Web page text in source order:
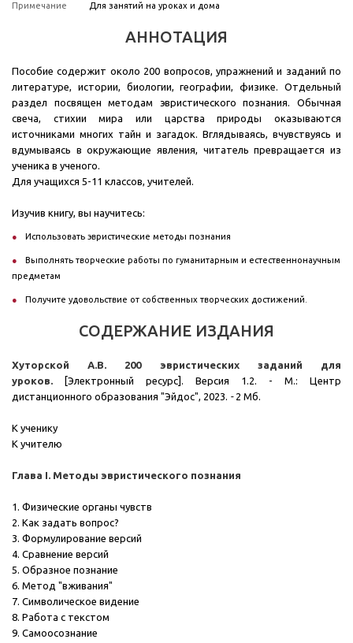
Примечание
Для занятий на уроках и дома
АННОТАЦИЯ
Пособие содержит около 200 вопросов, упражнений и заданий по
литературе, истории, биологии, географии, физике. Отдельный
раздел посвящен методам эвристического познания. Обычная
свеча, стихии мира или царства природы оказываются
источниками многих тайн и загадок. Вглядываясь, вчувствуясь и
вдумываясь в окружающие явления, читатель превращается из
ученика в ученого.
Для учащихся 5-11 классов, учителей.
Изучив книгу, вы научитесь:
Использовать эвристические методы познания
Выполнять творческие работы по гуманитарным и естественнонаучным
предметам
Получите удовольствие от собственных творческих достижений.
СОДЕРЖАНИЕ ИЗДАНИЯ
Хуторской А.В. 200 эвристических заданий для
уроков.
[Электронный ресурс]. Версия 1.2. - М.: Центр
дистанционного образования "Эйдос", 2023. -2 Мб.
К ученику
К учителю
Глава I. Методы эвристического познания
1. Физические органы чувств
2. Как задать вопрос?
3. Формулирование версий
4. Сравнение версий
5. Образное познание
6. Метод "вживания"
7. Символическое видение
8. Работа с текстом
9. Самоосознание